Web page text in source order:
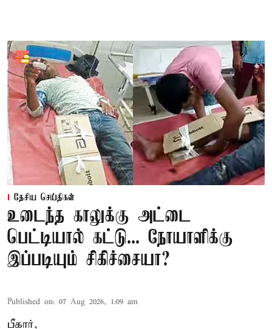
தேசிய செய்திகள்
உடைந்த காலுக்கு அட்டை
பெட்டியால் கட்டு... நோயாளிக்கு
இப்படியும் சிகிச்சையா?
Published on: 07 Aug 2026, 1:09 am
பீகார்,